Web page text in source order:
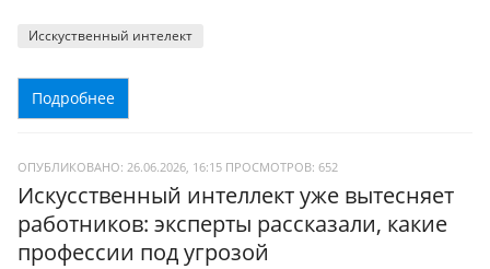
Исскуственный интелект
Подробнее
ОПУБЛИКОВАНО: 26.06.2026, 16:15 ПРОСМОТРОВ: 652
Искусственный интеллект уже вытесняет
работников: эксперты рассказали, какие
профессии под угрозой